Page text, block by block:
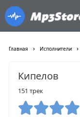
Главная › Исполнители ›
Кипелов
151 трек